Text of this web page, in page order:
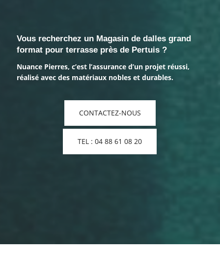
Vous recherchez un Magasin de dalles grand
format pour terrasse près de Pertuis ?
Nuance Pierres, c’est l’assurance d’un projet réussi,
réalisé avec des matériaux nobles et durables.
CONTACTEZ-NOUS
TEL : 04 88 61 08 20